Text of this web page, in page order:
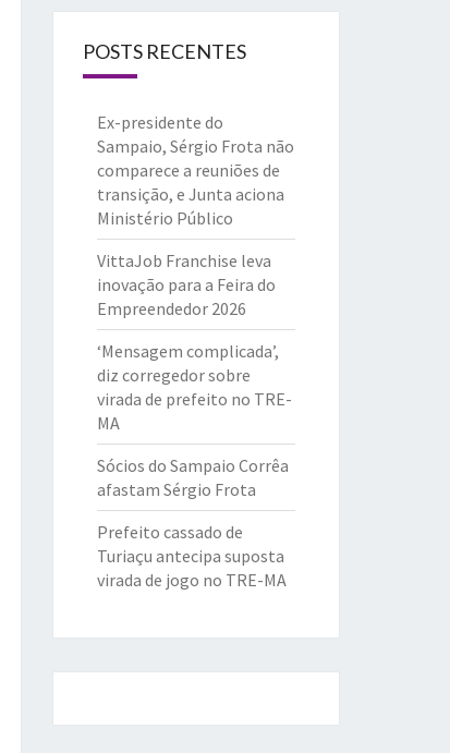
POSTS RECENTES
Ex-presidente do
Sampaio, Sérgio Frota não
comparece a reuniões de
transição, e Junta aciona
Ministério Público
VittaJob Franchise leva
inovação para a Feira do
Empreendedor 2026
‘Mensagem complicada’,
diz corregedor sobre
virada de prefeito no TRE-
MA
Sócios do Sampaio Corrêa
afastam Sérgio Frota
Prefeito cassado de
Turiaçu antecipa suposta
virada de jogo no TRE-MA